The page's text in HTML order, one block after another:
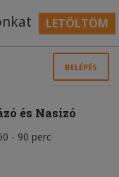
LETÖLTÖM
BELÉPÉS
és Nasizó
- 90 perc